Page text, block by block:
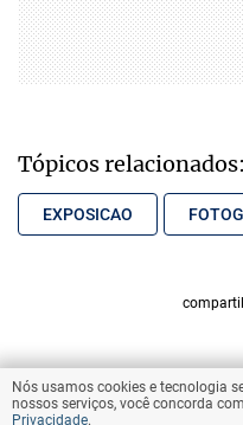
Tópicos relacionados:
EXPOSICAO
Nós usamos cookies e tecnologia
nossos serviços, você concorda
Privacidade.